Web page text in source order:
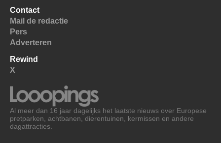
Contact
Mail de redactie
Pers
Adverteren
Rewind
X
Al meer dan 16 jaar dagelijks het laatste nieuws over Europese
pretparken, achtbanen, dierentuinen, kermissen en andere
dagattracties.